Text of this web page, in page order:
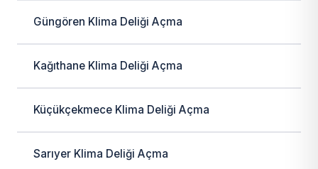
Güngören Klima Deliği Açma
Kağıthane Klima Deliği Açma
Küçükçekmece Klima Deliği Açma
Sarıyer Klima Deliği Açma